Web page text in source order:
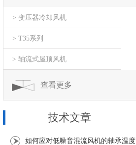
> 变压器冷却风机
> T35系列
> 轴流式屋顶风机
查看更多
技术文章
如何应对低噪音混流风机的轴承温度